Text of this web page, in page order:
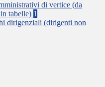
di vertice (da
tabelle) 1
dirigenziali (dirigenti non